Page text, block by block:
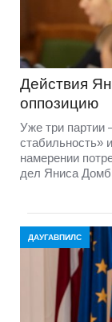
Действия
оппозицию
Уже три партии
стабильность»
намерении
дел Яниса
ДАУГАВПИЛС